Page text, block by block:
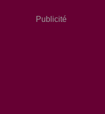
Publicité